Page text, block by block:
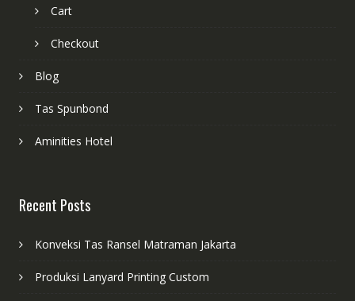
Cart
Checkout
Blog
Tas Spunbond
Aminities Hotel
Recent Posts
Konveksi Tas Ransel Matraman Jakarta
Produksi Lanyard Printing Custom